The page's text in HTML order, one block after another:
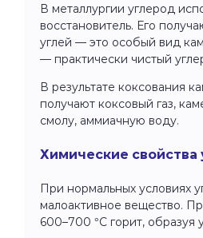
В металлургии углерод
восстановитель. Его
углей — это особый вид
— практически чистый
В результате коксования
получают коксовый газ,
смолу, аммиачную воду.
Химические свойства
При нормальных условиях
малоактивное вещество.
600–700 °С горит, образуя